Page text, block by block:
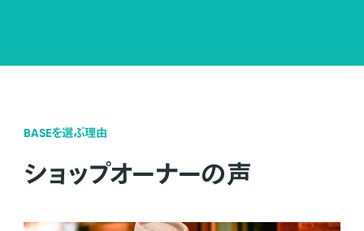
BASEを選ぶ理由
ショップオーナーの声